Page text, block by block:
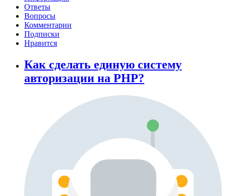
Ответы
Вопросы
Комментарии
Подписки
Нравится
Как сделать единую систему
авторизации на PHP?